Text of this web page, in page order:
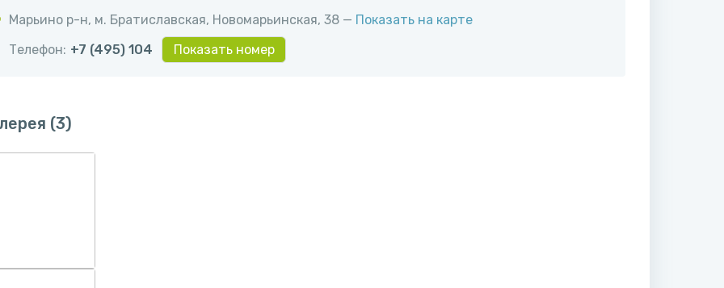
Марьино р-н, м. Братиславская, Новомарьинская, 38 — Показать на карте
Телефон: +7 (495) 104 Показать номер
(3)